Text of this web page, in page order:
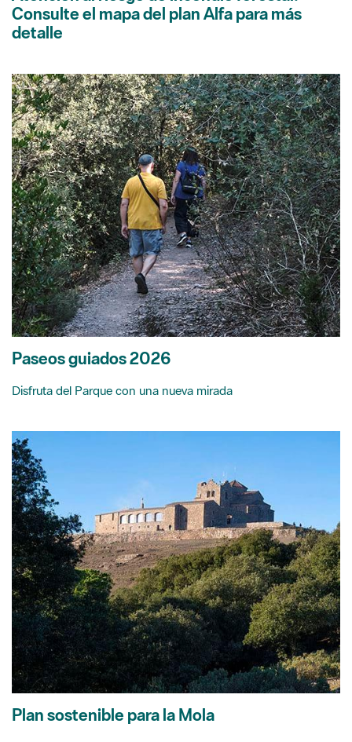
Consulte el mapa del plan Alfa para más
detalle
Paseos guiados 2026
Disfruta del Parque con una nueva mirada
Plan sostenible para la Mola